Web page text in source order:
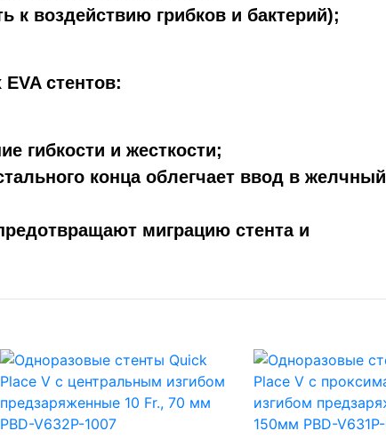
к воздействию грибков и бактерий);
стентов:
гибкости и жесткости;
конца облегчает ввод в желчный
миграцию стента и